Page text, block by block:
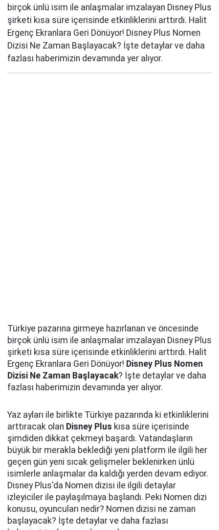
birçok ünlü isim ile anlaşmalar imzalayan Disney Plus
şirketi kısa süre içerisinde etkinliklerini arttırdı. Halit
Ergenç Ekranlara Geri Dönüyor! Disney Plus Nomen
Dizisi Ne Zaman Başlayacak? İşte detaylar ve daha
fazlası haberimizin devamında yer alıyor.
Türkiye pazarına girmeye hazırlanan ve öncesinde
birçok ünlü isim ile anlaşmalar imzalayan Disney Plus
şirketi kısa süre içerisinde etkinliklerini arttırdı. Halit
Ergenç Ekranlara Geri Dönüyor! Disney Plus Nomen
Dizisi Ne Zaman Başlayacak? İşte detaylar ve daha
fazlası haberimizin devamında yer alıyor.
Yaz ayları ile birlikte Türkiye pazarında ki etkinliklerini
arttıracak olan Disney Plus kısa süre içerisinde
şimdiden dikkat çekmeyi başardı. Vatandaşların
büyük bir merakla beklediği yeni platform ile ilgili her
geçen gün yeni sıcak gelişmeler beklenirken ünlü
isimlerle anlaşmalar da kaldığı yerden devam ediyor.
Disney Plus'da Nomen dizisi ile ilgili detaylar
izleyiciler ile paylaşılmaya başlandı. Peki Nomen dizi
konusu, oyuncuları nedir? Nomen dizisi ne zaman
başlayacak? İşte detaylar ve daha fazlası